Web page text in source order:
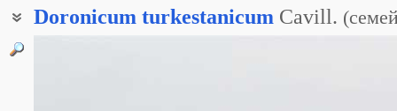
Doronicum turkestanicum Cavill. (